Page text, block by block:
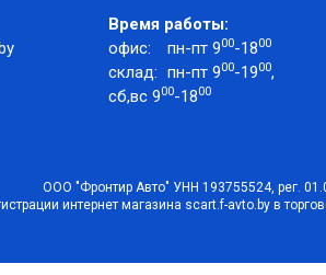
Время работы:
офис:
пн-пт 900-1800
склад: пн-пт 900-1900,
сб,вс 900-1800
ООО "Фронтир Авто" УНН 193755524, рег.
интернет магазина scart.f-avto.by в